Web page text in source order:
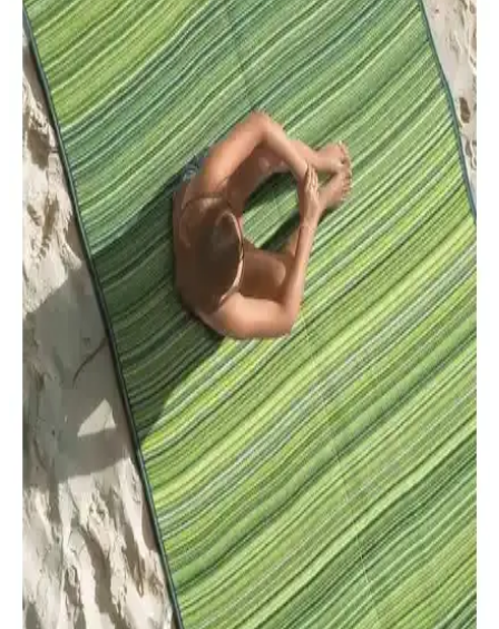
Stilmax 24V 5AH 2000W Çift Akülü Dal Kesme
Testere ile Güçlü ve Pratik Bahçe Kesim Çözümü
Güçlü 2000W motor ve çift 24V akü ile uzun süreli ve kolay bahçe
kesimleri sağlayan Stilmax dal testeresi, ergonomik tasarımı ve
güvenlik özellikleriyle öne çıkar.
Plastik Piknik Hasırları Karşılaştırması 180x270 ve
180x380 cm Modelleri
İki farklı boyutta plastik piknik hasırını detaylı karşılaştırıyoruz.
Uzun ömür, kullanım alanları ve kullanıcı yorumlarıyla ilgili bilgiler
içerir.
Mandella Zeugma 70x120 Golf Koltuk ve Masa
Takımı: Estetik ve Dayanıklı Dış Mekan Mobilyası
Mandella Zeugma 70x120 Golf Koltuk ve masa takımı, dayanıklı
malzeme ve şık tasarımıyla iç ve dış mekanlarda ideal kullanım
sunar, uzun ömür ve kolay bakım sağlar.
Toru Bahçe Beyaz Pomza 5 Lt ile Akıllı Toprak Torf
50 Lt Karşılaştırması Özellikler ve Kullanım
Bu karşılaştırmada Beyaz Pomza 5 Lt ile Akıllı Toprak Torf 50 Lt
arasındaki gözenekli yapı, su tutma-drenaj dengesi, pH ve içerik
farkları verilerle ele alınır; kullanım alanları ve kullanıcı yorumlarıyla
her iki ürünün avantajları ve sınırlılıkları özetlenir.